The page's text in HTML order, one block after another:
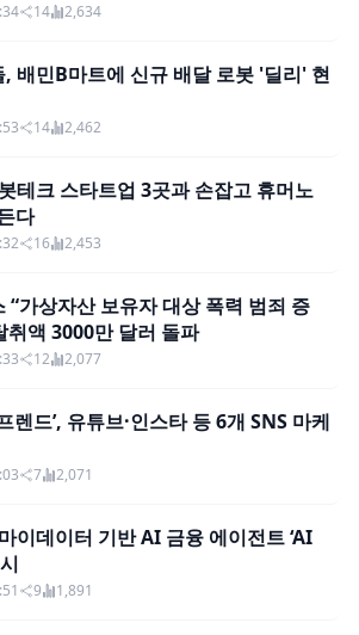
14 2,634
배민B마트에 신규 배달 로봇 '딜리' 현
14 2,462
테크 스타트업 3곳과 손잡고 휴머노
다
16 2,453
“가상자산 보유자 대상 폭력 범죄 증
액 3000만 달러 돌파
12 2,077
렌드’, 유튜브·인스타 등 6개 SNS 마케
7 2,071
이데이터 기반 AI 금융 에이전트 ‘AI
9 1,891